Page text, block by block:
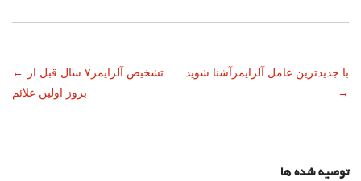
ناوبری
←
تشخیص آلزایمر۷ سال قبل از
بروز اولین علائم
با جدیدترین عامل آلزایمرآشنا شوید
→
توصیه شده ها